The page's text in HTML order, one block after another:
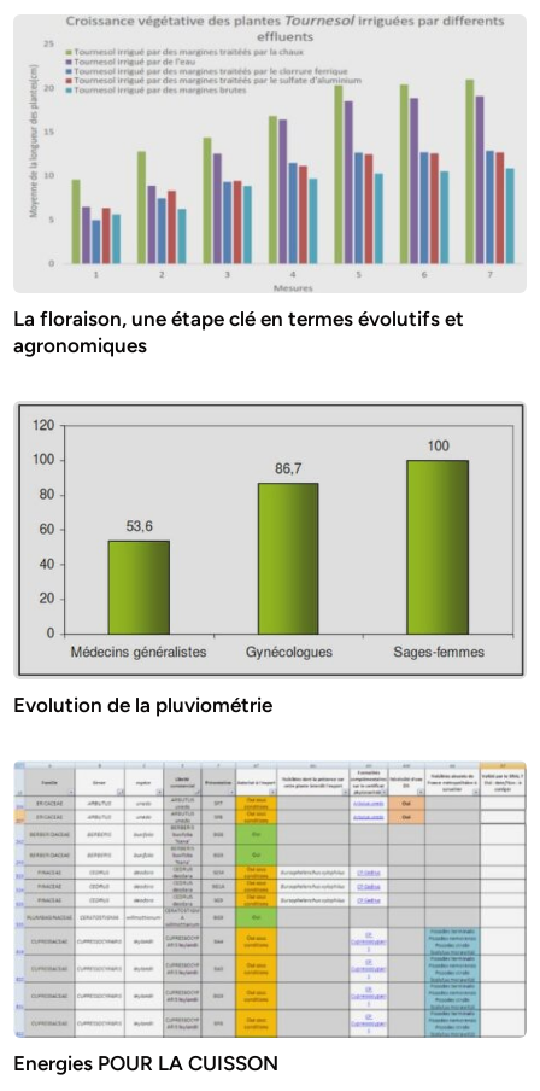
La floraison, une étape clé en termes évolutifs et
agronomiques
Evolution de la pluviométrie
Energies POUR LA CUISSON